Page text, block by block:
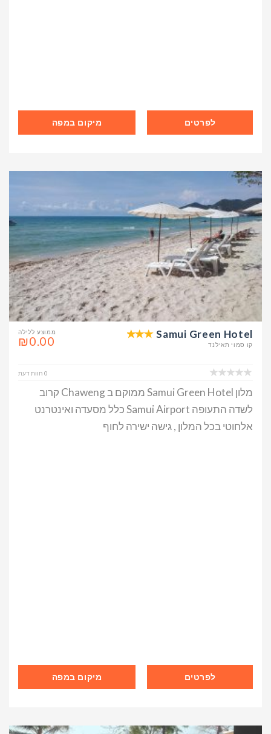
לפרטים מיקום במפה
ממוצע ללילה
₪0.00 Samui Green Hotel
קו סמוי תאילנד
0 חוות דעת
מלון Samui Green Hotel ממוקם ב Chaweng קרוב
לשדה התעופה Samui Airport כלל מסעדה ואינטרנט
אלחוטי בכל המלון , גישה ישירה לחוף
לפרטים מיקום במפה